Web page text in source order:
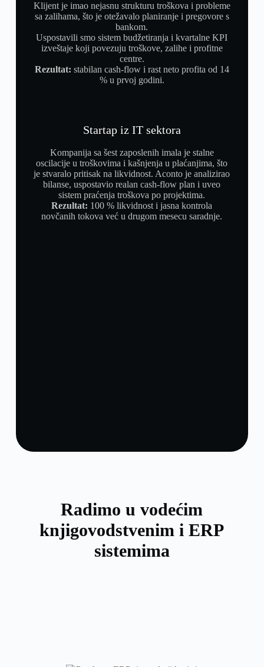
Klijent je imao nejasnu strukturu troškova i probleme
sa zalihama, što je otežavalo planiranje i pregovore s
bankom.
Uspostavili smo sistem budžetiranja i kvartalne KPI
izveštaje koji povezuju troškove, zalihe i profitne
centre.
Rezultat: stabilan cash-flow i rast neto profita od 14
% u prvoj godini.
Startap iz IT sektora
Kompanija sa šest zaposlenih imala je stalne
oscilacije u troškovima i kašnjenja u plaćanjima, što
je stvaralo pritisak na likvidnost. Aconto je analizirao
bilanse, uspostavio realan cash-flow plan i uveo
sistem praćenja troškova po projektima.
Rezultat: 100 % likvidnost i jasna kontrola
novčanih tokova već u drugom mesecu saradnje.
Radimo u vodećim
knjigovodstvenim i ERP
sistemima